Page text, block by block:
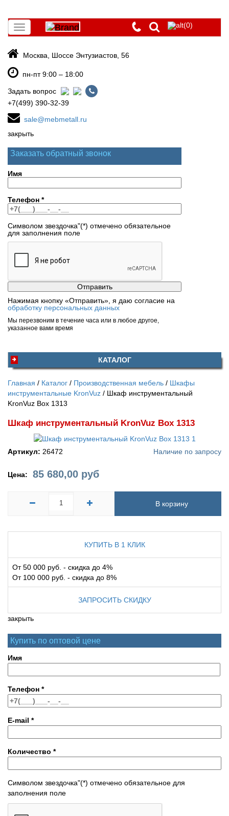
Toggle
navigation
(0)
Москва, Шоссе Энтузиастов, 56
пн-пт 9:00 – 18:00
Задать вопрос
+7(499) 390-32-39
sale@mebmetall.ru
закрыть
Заказать обратный звонок
Имя
Телефон *
Символом звездочка"(*) отмечено обязательное
для заполнения поле
Нажимая кнопку «Отправить», я даю согласие на
обработку персональных данных
Мы перезвоним в течение часа или в любое другое,
указанное вами время
КАТАЛОГ
Главная Каталог Производственная мебель
Шкафы
инструментальные KronVuz
Шкаф инструментальный
KronVuz Box 1313
Шкаф инструментальный KronVuz Box 1313
Артикул: 26472 Наличие по запросу
Цена: 85 680,00 руб
В корзину
КУПИТЬ В 1 КЛИК
От 50 000 руб. - скидка до 4%
От 100 000 руб. - скидка до 8%
ЗАПРОСИТЬ СКИДКУ
закрыть
Купить по оптовой цене
Имя
Телефон *
E-mail *
Количество *
Символом звездочка"(*) отмечено обязательное для
заполнения поле